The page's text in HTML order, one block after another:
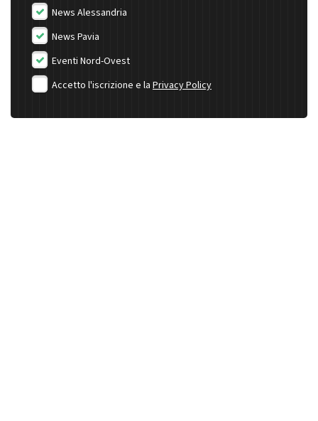
News Alessandria
News Pavia
Eventi Nord-Ovest
Accetto l'iscrizione e la Privacy Policy